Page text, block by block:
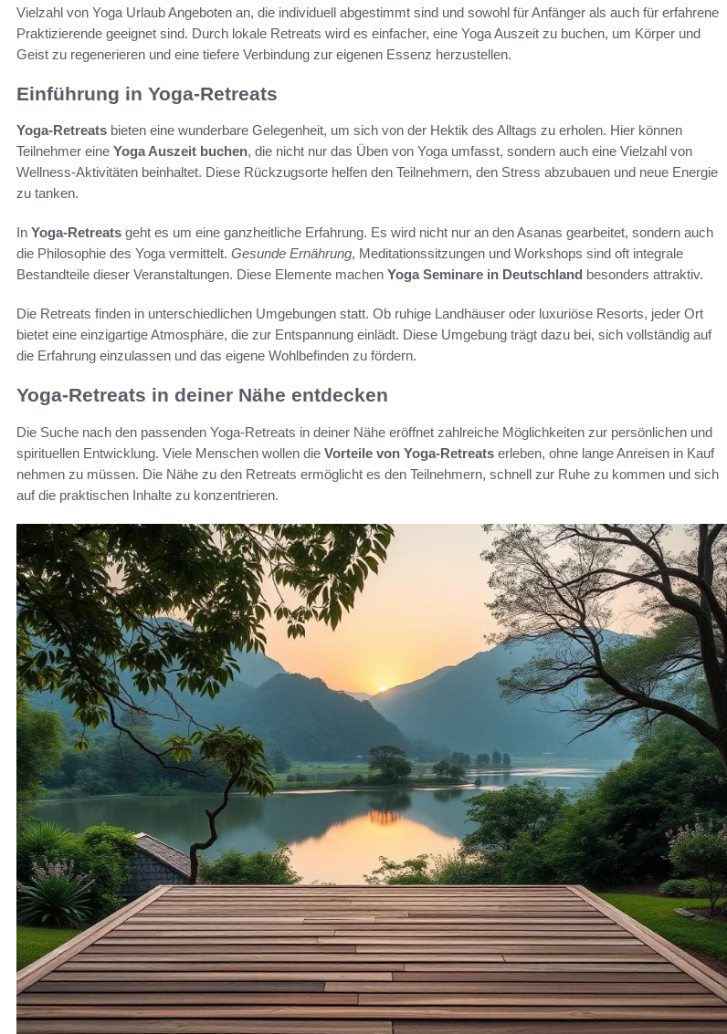
Vielzahl von Yoga Urlaub Angeboten an, die individuell abgestimmt sind und sowohl für Anfänger als auch für erfahrene
Praktizierende geeignet sind. Durch lokale Retreats wird es einfacher, eine Yoga Auszeit zu buchen, um Körper und
Geist zu regenerieren und eine tiefere Verbindung zur eigenen Essenz herzustellen.
Einführung in Yoga-Retreats
Yoga-Retreats bieten eine wunderbare Gelegenheit, um sich von der Hektik des Alltags zu erholen. Hier können
Teilnehmer eine Yoga Auszeit buchen, die nicht nur das Üben von Yoga umfasst, sondern auch eine Vielzahl von
Wellness-Aktivitäten beinhaltet. Diese Rückzugsorte helfen den Teilnehmern, den Stress abzubauen und neue Energie
zu tanken.
In Yoga-Retreats geht es um eine ganzheitliche Erfahrung. Es wird nicht nur an den Asanas gearbeitet, sondern auch
die Philosophie des Yoga vermittelt. Gesunde Ernährung, Meditationssitzungen und Workshops sind oft integrale
Bestandteile dieser Veranstaltungen. Diese Elemente machen Yoga Seminare in Deutschland besonders attraktiv.
Die Retreats finden in unterschiedlichen Umgebungen statt. Ob ruhige Landhäuser oder luxuriöse Resorts, jeder Ort
bietet eine einzigartige Atmosphäre, die zur Entspannung einlädt. Diese Umgebung trägt dazu bei, sich vollständig auf
die Erfahrung einzulassen und das eigene Wohlbefinden zu fördern.
Yoga-Retreats in deiner Nähe entdecken
Die Suche nach den passenden Yoga-Retreats in deiner Nähe eröffnet zahlreiche Möglichkeiten zur persönlichen und
spirituellen Entwicklung. Viele Menschen wollen die Vorteile von Yoga-Retreats erleben, ohne lange Anreisen in Kauf
nehmen zu müssen. Die Nähe zu den Retreats ermöglicht es den Teilnehmern, schnell zur Ruhe zu kommen und sich
auf die praktischen Inhalte zu konzentrieren.